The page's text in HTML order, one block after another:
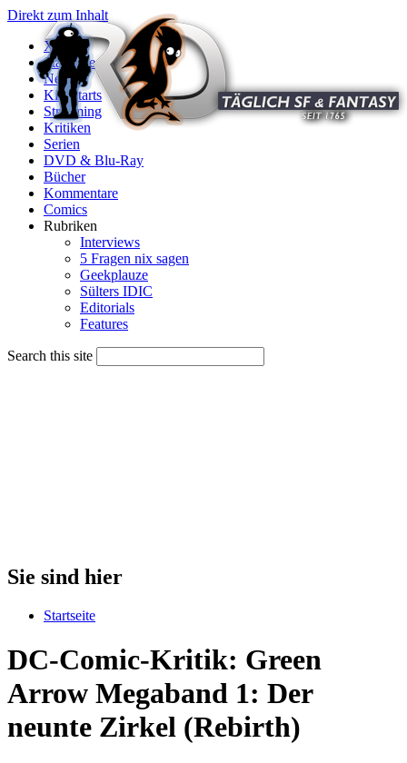
Direkt zum Inhalt
X
Startseite
News
Kinostarts
Streaming
Kritiken
Serien
DVD & Blu-Ray
Bücher
Kommentare
Comics
Rubriken
Interviews
5 Fragen nix sagen
Geekplauze
Sülters IDIC
Editorials
Features
Search this site
Sie sind hier
Startseite
DC-Comic-Kritik: Green
Arrow Megaband 1: Der
neunte Zirkel (Rebirth)